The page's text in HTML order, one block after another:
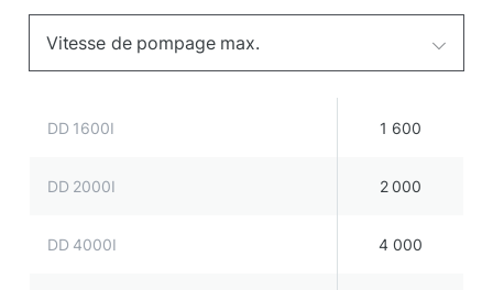
Vitesse de pompage max.
DD 1600I 1 600
DD 2000I 2 000
DD 4000I 4 000